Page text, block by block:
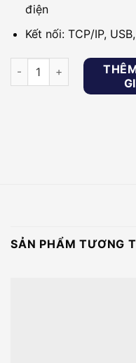
điện
Kết nối: TCP/IP,
Máy chấm công vân tay,
SẢN PHẨM TƯƠNG